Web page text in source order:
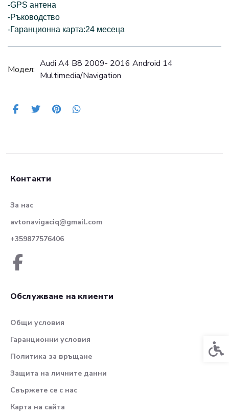
-GPS антена
-Ръководство
-Гаранционна карта:24 месеца
Модел:
Audi A4 B8 2009- 2016 Android 14
Multimedia/Navigation
Контакти
За нас
avtonavigaciq@gmail.com
+359877576406
Обслужване на клиенти
Общи условия
Гаранционни условия
Политика за връщане
Защита на личните данни
Свържете се с нас
Карта на сайта